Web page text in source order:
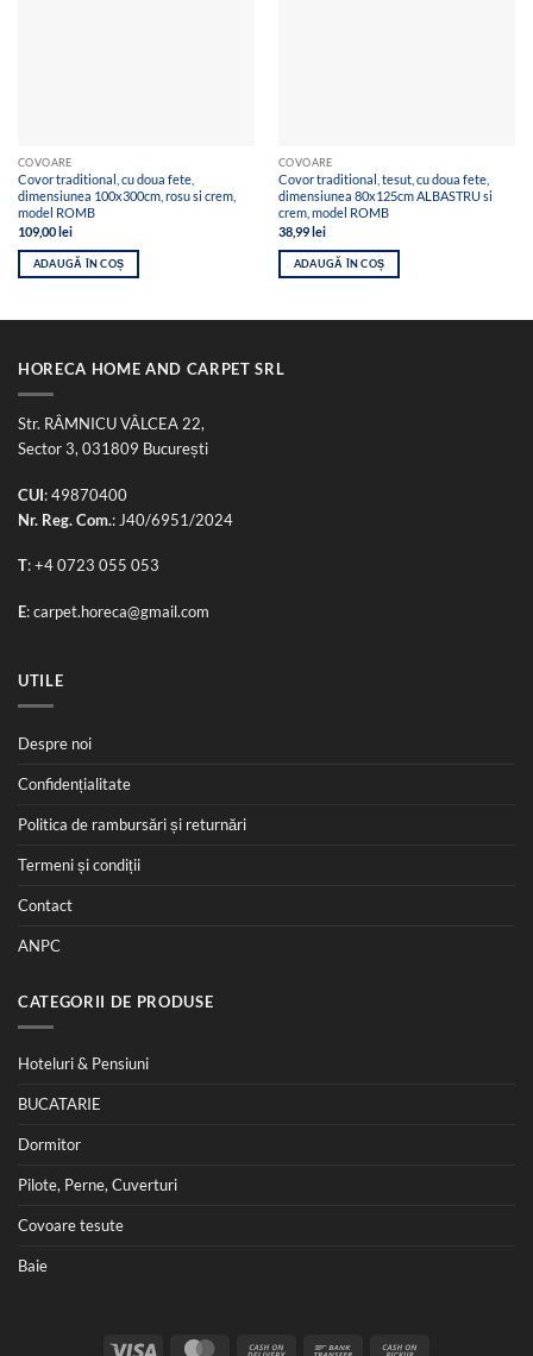
COVOARE
Covor traditional, cu doua fete,
dimensiunea 100x300cm, rosu si crem,
model ROMB
109,00 lei
ADAUGĂ ÎN COȘ
COVOARE
Covor traditional, tesut, cu doua fete,
dimensiunea 80x125cm ALBASTRU si
crem, model ROMB
38,99 lei
ADAUGĂ ÎN COȘ
HORECA HOME AND CARPET SRL
Str. RÂMNICU VÂLCEA 22,
Sector 3, 031809 București
CUI: 49870400
Nr. Reg. Com.: J40/6951/2024
T:+4 0723 055 053
E:carpet.horeca@gmail.com
UTILE
Despre noi
Confidențialitate
Politica de rambursări și returnări
Termeni și condiții
Contact
ANPC
CATEGORII DE PRODUSE
Hoteluri & Pensiuni
BUCATARIE
Dormitor
Pilote, Perne, Cuverturi
Covoare tesute
Baie
MasterCard Cash Bank